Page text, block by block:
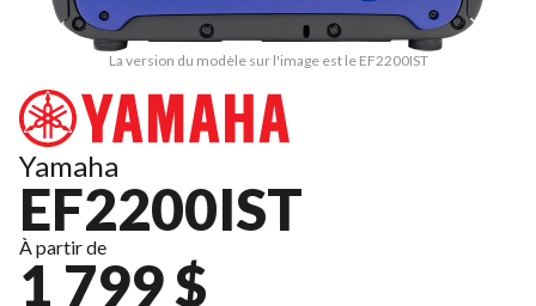
La version du modèle sur l'image est le EF2200IST
Yamaha
EF2200IST
À partir de
1 799 $